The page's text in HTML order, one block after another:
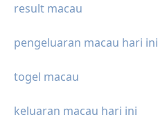
result macau
pengeluaran macau hari ini
togel macau
keluaran macau hari ini